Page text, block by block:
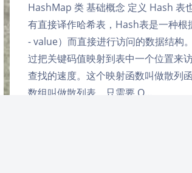
HashMap 类 基础概念 定义 Hash 表
有直接译作哈希表，Hash表是一种根
- value）而直接进行访问的数据结构
过把关键码值映射到表中一个位置来
查找的速度。这个映射函数叫做散列
数组叫做散列表，只需要 O…